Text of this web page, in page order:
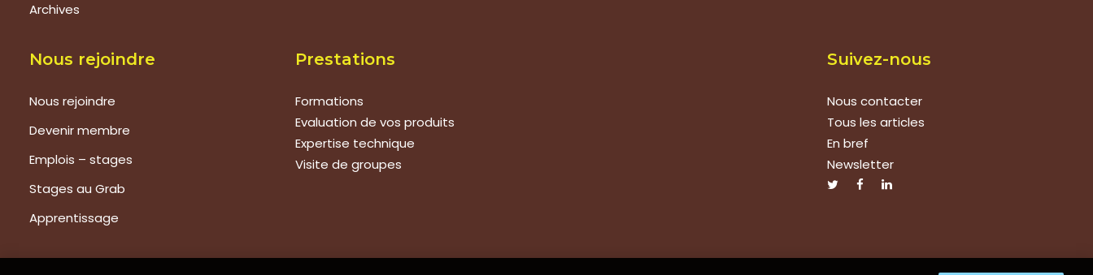
Archives
Nous rejoindre
Nous rejoindre
Devenir membre
Emplois – stages
Stages au Grab
Apprentissage
Prestations
Formations
Evaluation de vos produits
Expertise technique
Visite de groupes
Suivez-nous
Nous contacter
Tous les articles
En bref
Newsletter